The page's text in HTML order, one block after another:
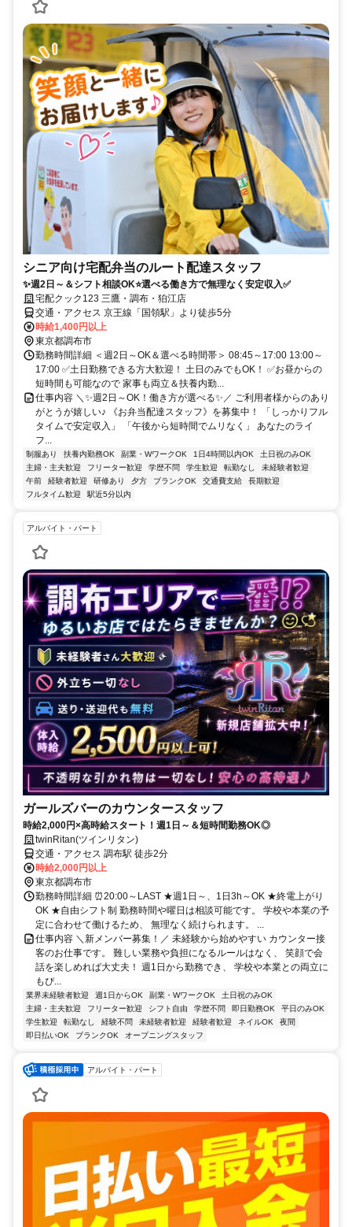
シニア向け宅配弁当のルート配達スタッフ
✨週2日～＆シフト相談OK⭐選べる働き方で無理なく安定収入✅
宅配クック123 三鷹・調布・狛江店
交通・アクセス 京王線「国領駅」より徒歩5分
時給1,400円以上
東京都調布市
勤務時間詳細 ＜週2日～OK＆選べる時間帯＞ 08:45～17:00 13:00～
17:00 ✅土日勤務できる方大歓迎！ 土日のみでもOK！ ✅お昼からの
短時間も可能なので 家事も両立＆扶養内勤...
仕事内容 ＼✨週2日～OK！働き方が選べる✨／ ご利用者様からのあり
がとうが嬉しい♪ 《お弁当配達スタッフ》を募集中！ 「しっかりフル
タイムで安定収入」 「午後から短時間でムリなく」 あなたのライ
フ...
制服あり 扶養内勤務OK 副業・WワークOK 1日4時間以内OK
土日祝のみOK
主婦・主夫歓迎
フリーター歓迎 学歴不問 学生歓迎 転勤なし
未経験者歓迎
午前
経験者歓迎 研修あり 夕方 ブランクOK 交通費支給
長期歓迎
フルタイム歓迎
駅近5分以内
アルバイト・パート
ガールズバーのカウンタースタッフ
時給2,000円×高時給スタート！週1日～＆短時間勤務OK◎
twinRitan(ツインリタン)
交通・アクセス 調布駅 徒歩2分
時給2,000円以上
東京都調布市
勤務時間詳細 ⏰20:00～LAST ★週1日～、1日3h～OK ★終電上がり
OK ★自由シフト制 勤務時間や曜日は相談可能です。 学校や本業の予
定に合わせて働けるため、 無理なく続けられます。 ...
仕事内容 ＼新メンバー募集！／ 未経験から始めやすい カウンター接
客のお仕事です。 難しい業務や負担になるルールはなく、 笑顔で会
話を楽しめれば大丈夫！ 週1日から勤務でき、 学校や本業との両立に
もぴ...
業界未経験者歓迎 週1日からOK 副業・WワークOK
土日祝のみOK
主婦・主夫歓迎
フリーター歓迎 シフト自由 学歴不問 即日勤務OK
平日のみOK
学生歓迎
転勤なし 経験不問 未経験者歓迎 経験者歓迎 ネイルOK
夜間
即日払いOK
ブランクOK オープニングスタッフ
アルバイト・パート